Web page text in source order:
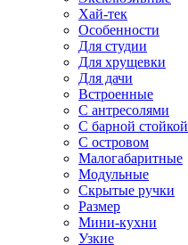
Хай-тек
Особенности
Для студии
Для хрущевки
Для дачи
Встроенные
С антресолями
С барной стойкой
С островом
Малогабаритные
Модульные
Скрытые ручки
Размер
Мини-кухни
Узкие